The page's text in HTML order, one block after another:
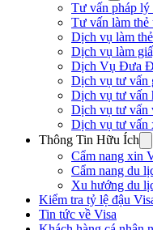
Tư vấn pháp lý
Tư vấn làm thẻ
Dịch vụ làm
Dịch vụ làm
Dịch Vụ Đưa
Dịch vụ tư vấn
Dịch vụ tư vấn
Dịch vụ tư vấn
Dịch vụ tư vấn
Thông Tin Hữu Ích
Cẩm nang xin
Cẩm nang du
Xu hướng du
Kiểm tra tỷ lệ đậu
Tin tức về Visa